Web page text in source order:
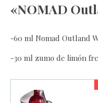
«NOMAD
-60 ml Nomad Outland
-30 ml zumo de limón